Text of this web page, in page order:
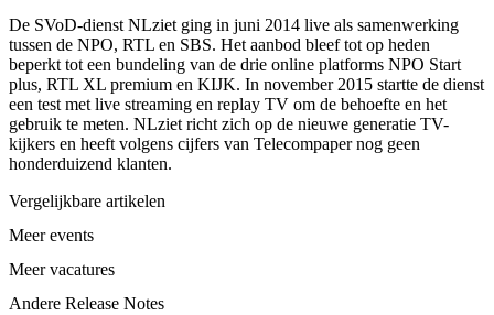
De SVoD-dienst NLziet ging in juni 2014 live als samenwerking
tussen de NPO, RTL en SBS. Het aanbod bleef tot op heden
beperkt tot een bundeling van de drie online platforms NPO Start
plus, RTL XL premium en KIJK. In november 2015 startte de dienst
een test met live streaming en replay TV om de behoefte en het
gebruik te meten. NLziet richt zich op de nieuwe generatie TV-
kijkers en heeft volgens cijfers van Telecompaper nog geen
honderduizend klanten.
Vergelijkbare artikelen
Meer events
Meer vacatures
Andere Release Notes